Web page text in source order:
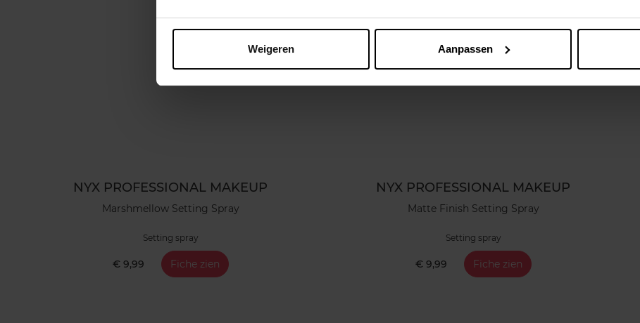
Weigeren Aanpassen
NYX PROFESSIONAL MAKEUP
Marshmellow Setting Spray
Setting spray
€ 9,99 Fiche zien
NYX PROFESSIONAL MAKEUP
Matte Finish Setting Spray
Setting spray
€ 9,99 Fiche zien